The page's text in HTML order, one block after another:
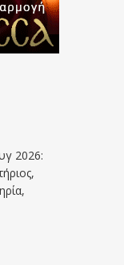
2026: